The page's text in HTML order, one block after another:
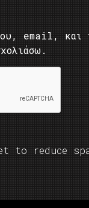
email, και
to reduce